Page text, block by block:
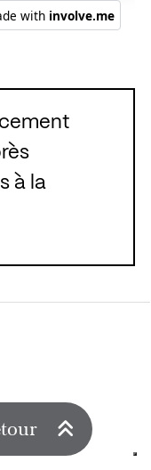
à la